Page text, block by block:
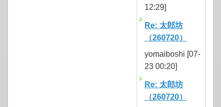
12:29]
Re: 太郎坊
（260720）
yomaiboshi [07-
23 00:20]
Re: 太郎坊
（260720）